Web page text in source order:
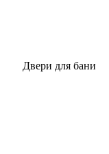
Двери для бани